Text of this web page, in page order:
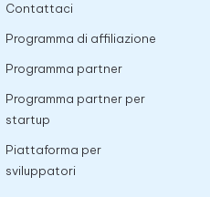
Contattaci
Programma di affiliazione
Programma partner
Programma partner per
startup
Piattaforma per
sviluppatori